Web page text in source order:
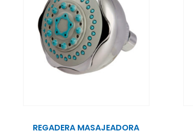
REGADERA MASAJEADORA